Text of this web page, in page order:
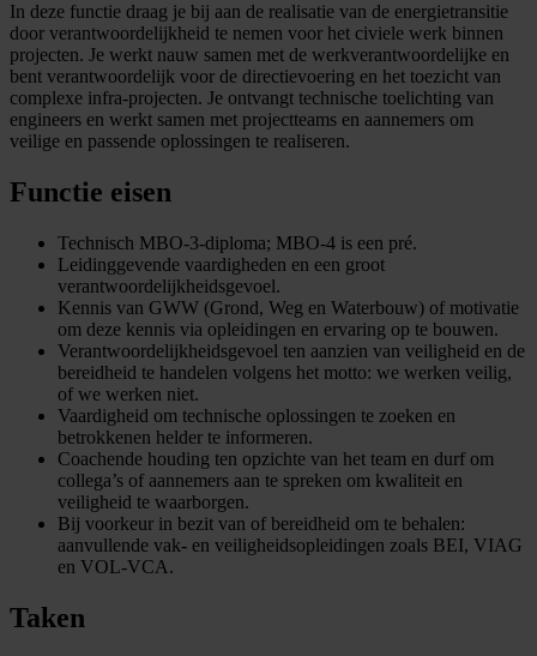
In deze functie draag je bij aan de realisatie van de energietransitie
door verantwoordelijkheid te nemen voor het civiele werk binnen
projecten. Je werkt nauw samen met de werkverantwoordelijke en
bent verantwoordelijk voor de directievoering en het toezicht van
complexe infra-projecten. Je ontvangt technische toelichting van
engineers en werkt samen met projectteams en aannemers om
veilige en passende oplossingen te realiseren.
Functie eisen
Technisch MBO-3-diploma; MBO-4 is een pré.
Leidinggevende vaardigheden en een groot
verantwoordelijkheidsgevoel.
Kennis van GWW (Grond, Weg en Waterbouw) of motivatie
om deze kennis via opleidingen en ervaring op te bouwen.
Verantwoordelijkheidsgevoel ten aanzien van veiligheid en de
bereidheid te handelen volgens het motto: we werken veilig,
of we werken niet.
Vaardigheid om technische oplossingen te zoeken en
betrokkenen helder te informeren.
Coachende houding ten opzichte van het team en durf om
collega’s of aannemers aan te spreken om kwaliteit en
veiligheid te waarborgen.
Bij voorkeur in bezit van of bereidheid om te behalen:
aanvullende vak- en veiligheidsopleidingen zoals BEI, VIAG
en VOL-VCA.
Taken